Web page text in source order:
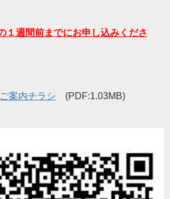
１週間前までにお申し込みくださ
案内チラシ (PDF:1.03MB)